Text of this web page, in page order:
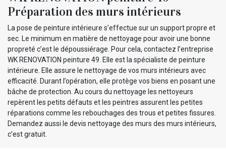
Préparation des murs intérieurs
La pose de peinture intérieure s’effectue sur un support propre et
sec. Le minimum en matière de nettoyage pour avoir une bonne
propreté c’est le dépoussiérage. Pour cela, contactez l’entreprise
WK RENOVATION peinture 49. Elle est la spécialiste de peinture
intérieure. Elle assure le nettoyage de vos murs intérieurs avec
efficacité. Durant l’opération, elle protège vos biens en posant une
bâche de protection. Au cours du nettoyage les nettoyeurs
repèrent les petits défauts et les peintres assurent les petites
réparations comme les rebouchages des trous et petites fissures.
Demandez aussi le devis nettoyage des murs des murs intérieurs,
c’est gratuit.